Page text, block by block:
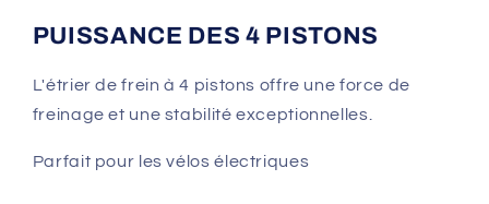
PUISSANCE DES 4 PISTONS
L'étrier de frein à 4 pistons offre une force de
freinage et une stabilité exceptionnelles.
Parfait pour les vélos électriques